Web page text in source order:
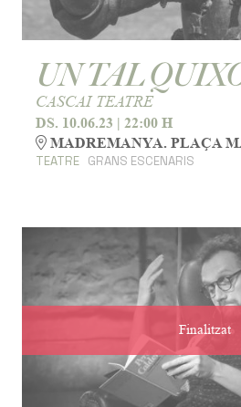
UN TAL
CASCAI TEATRE
DS. 10.06.23 | 22:00 H
MADREMANYA. PLAÇA
TEATRE GRANS ESCENARIS
Finalitzat